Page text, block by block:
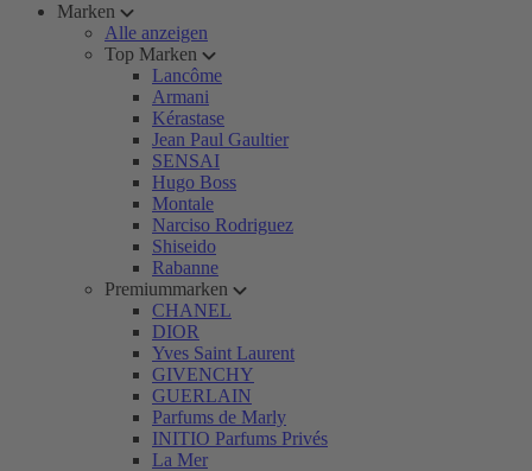
Marken
Alle anzeigen
Top Marken
Lancôme
Armani
Kérastase
Jean Paul Gaultier
SENSAI
Hugo Boss
Montale
Narciso Rodriguez
Shiseido
Rabanne
Premiummarken
CHANEL
DIOR
Yves Saint Laurent
GIVENCHY
GUERLAIN
Parfums de Marly
INITIO Parfums Privés
La Mer